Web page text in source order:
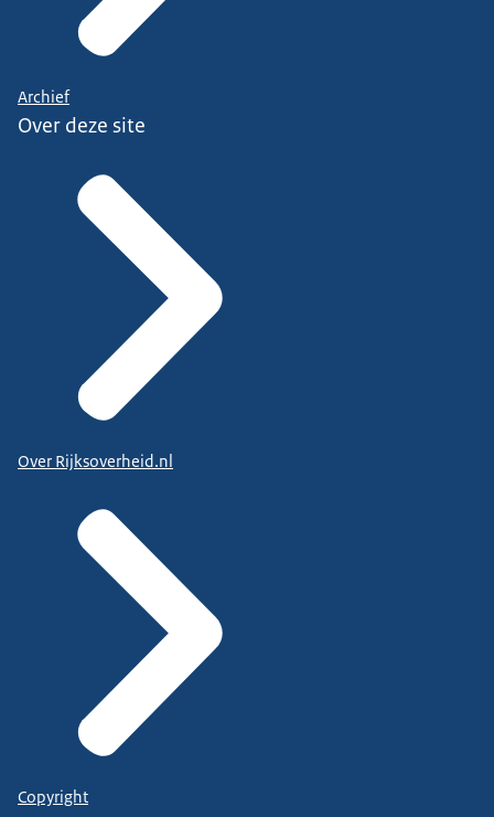
Archief
Over deze site
Over Rijksoverheid.nl
Copyright